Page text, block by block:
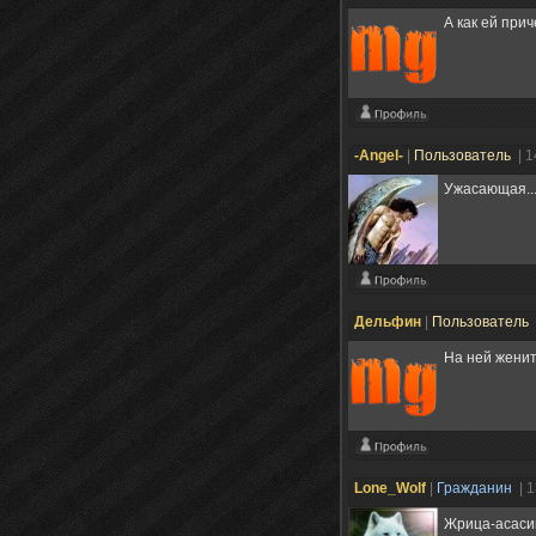
А как ей
-Angel- Пользователь
|
Ужасающая...
Дельфин Пользователь
На ней
Lone_Wolf Гражданин |
Жрица-